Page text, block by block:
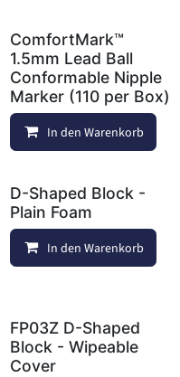
ComfortMark™
1.5mm Lead Ball
Conformable Nipple
Marker (110 per Box)
In den Warenkorb
D-Shaped Block -
Plain Foam
In den Warenkorb
FP03Z D-Shaped
Block - Wipeable
Cover